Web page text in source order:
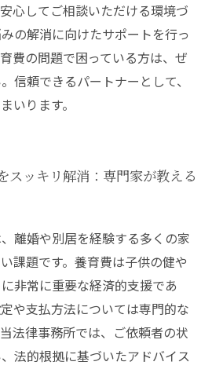
心してご相談いただける環境づ
の解消に向けたサポートを行っ
費の問題で困っている方は、ぜ
信頼できるパートナーとして、
いります。
スッキリ解消：専門家が教える
離婚や別居を経験する多くの家
課題です。養育費は子供の健や
非常に重要な経済的支援であ
や支払方法については専門的な
法律事務所では、ご依頼者の状
法的根拠に基づいたアドバイス